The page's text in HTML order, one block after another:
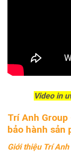
Video in
Trí Anh
bảo hành sản
Giới thiệu Trí Anh